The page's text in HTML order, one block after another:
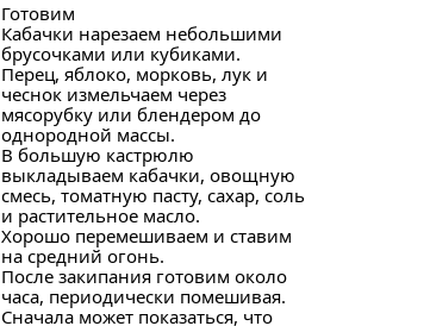
Готовим
Кабачки нарезаем небольшими
брусочками или кубиками.
Перец, яблоко, морковь, лук и
чеснок измельчаем через
мясорубку или блендером до
однородной массы.
В большую кастрюлю
выкладываем кабачки, овощную
смесь, томатную пасту, сахар, соль
и растительное масло.
Хорошо перемешиваем и ставим
на средний огонь.
После закипания готовим около
часа, периодически помешивая.
Сначала может показаться, что